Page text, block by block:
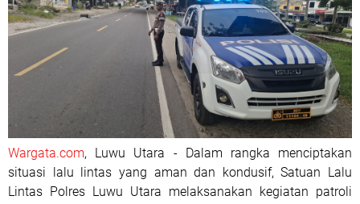
Wargata.com, Luwu Utara - Dalam rangka menciptakan
situasi lalu lintas yang aman dan kondusif, Satuan Lalu
Lintas Polres Luwu Utara melaksanakan kegiatan patroli